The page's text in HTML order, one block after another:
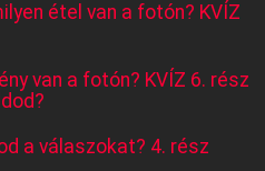
étel van a fotón? KVÍZ
van a fotón? KVÍZ 6. rész
a válaszokat? 4. rész